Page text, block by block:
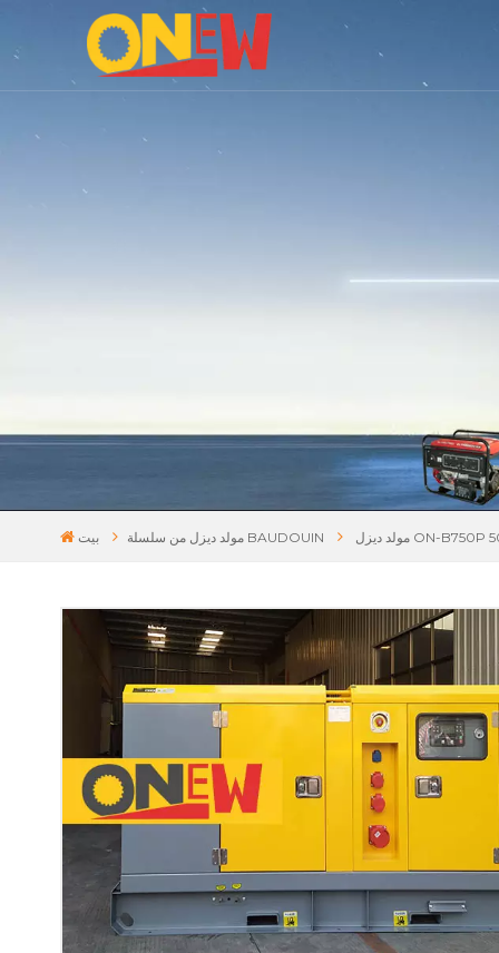
بيت مولد ديزل من سلسلة BAUDOUIN